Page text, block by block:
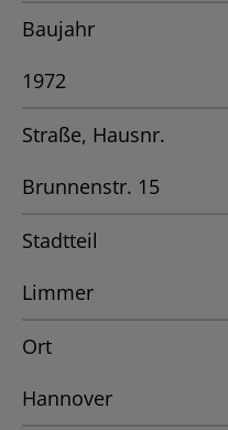
Baujahr
1972
Straße, Hausnr.
Brunnenstr. 15
Stadtteil
Limmer
Ort
Hannover